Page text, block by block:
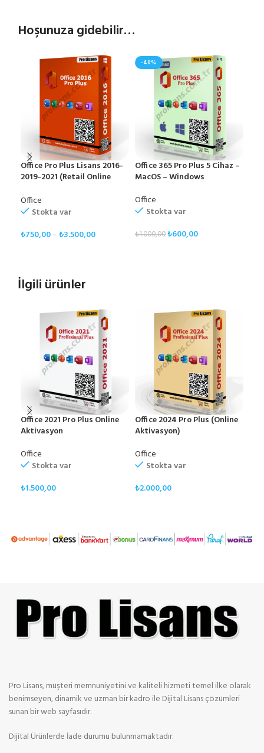
Hoşunuza gidebilir…
Office Pro Plus Lisans 2016-
2019-2021 (Retail Online
Office
Stokta var
₺750,00–₺3.500,00
-40%
Office 365 Pro Plus 5 Cihaz –
MacOS – Windows
Office
Stokta var
₺1.000,00₺600,00
İlgili ürünler
Office 2021 Pro Plus Online
Aktivasyon
Office
Stokta var
₺1.500,00
Office 2024 Pro Plus (Online
Aktivasyon)
Office
Stokta var
₺2.000,00
Pro Lisans, müşteri memnuniyetini ve kaliteli hizmeti temel ilke olarak
benimseyen, dinamik ve uzman bir kadro ile Dijital Lisans çözümleri
sunan bir web sayfasıdır.
Dijital Ürünlerde İade durumu bulunmamaktadır.